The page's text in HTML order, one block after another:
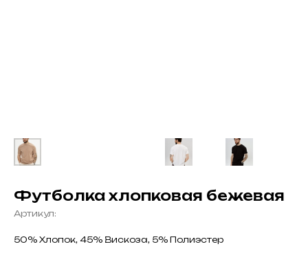
Футболка хлопковая бежевая
Артикул:
50% Хлопок, 45% Вискоза, 5% Полиэстер